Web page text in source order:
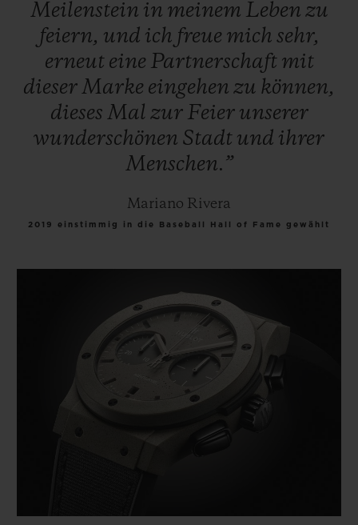
Meilenstein in meinem Leben zu
feiern, und ich freue mich sehr,
erneut eine Partnerschaft mit
dieserMarke eingehen zu können,
dieses Mal zur Feier unserer
wunderschönen Stadt und ihrer
Menschen.”
Mariano Rivera
2019 einstimmig in die Baseball Hall of Fame gewählt